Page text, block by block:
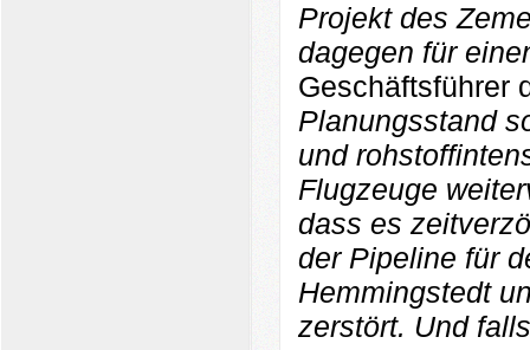
Projekt des
dagegen für
Geschäftsführer
Planungsstand
und
Flugzeuge
dass es
der Pipeline für
Hemmingstedt
zerstört. Und